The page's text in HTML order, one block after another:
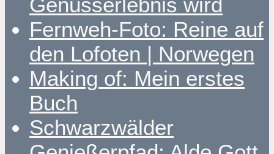
Genusserlebnis wird
Fernweh-Foto: Reine auf
den Lofoten | Norwegen
Making of: Mein erstes
Buch
Schwarzwälder